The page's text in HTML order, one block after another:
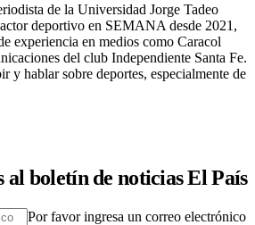
de la Universidad Jorge Tadeo
deportivo en SEMANA desde 2021,
experiencia en medios como Caracol
del club Independiente Santa Fe.
y hablar sobre deportes, especialmente de
al boletín de noticias El País
Por favor ingresa un correo electrónico